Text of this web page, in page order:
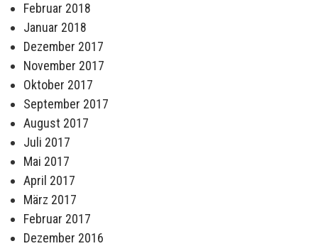
Februar 2018
Januar 2018
Dezember 2017
November 2017
Oktober 2017
September 2017
August 2017
Juli 2017
Mai 2017
April 2017
März 2017
Februar 2017
Dezember 2016